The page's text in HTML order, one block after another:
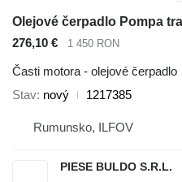
276,10 € 1 450 RON
Časti motora - olejové čerpadlo
Stav nový 1217385
Rumunsko, ILFOV
PIESE BULDO S.R.L.